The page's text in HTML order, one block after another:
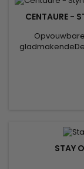
CENTAURE -
niet in
STAY